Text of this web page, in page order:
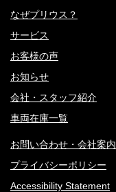
なぜプリウス？
サービス
お客様の声
お知らせ
会社・スタッフ紹介
車両在庫一覧
お問い合わせ・会社案内
プライバシーポリシー
Accessibility Statement